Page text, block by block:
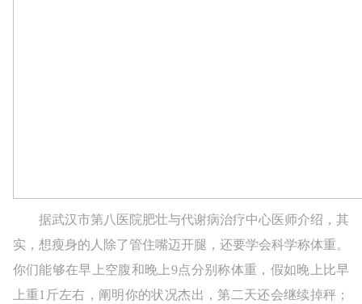
据武汉市第八医院肥壮与代谢病治疗中心医师介绍，其
实，想瘦身的人除了管住嘴迈开腿，还要学会科学称体重。
你们能够在早上空腹和晚上9点分别称体重，假如晚上比早
上重1斤左右，阐明你的状况杰出，第二天还会继续掉秤；